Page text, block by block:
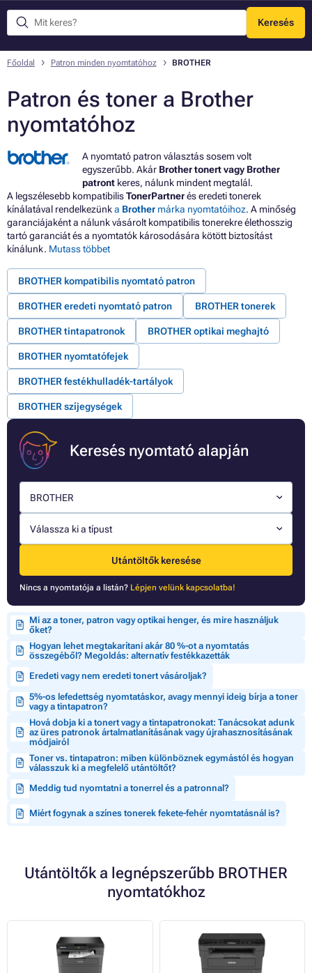
Keresés
Menü
Főoldal Patron minden nyomtatóhoz BROTHER
Patron és toner a Brother
nyomtatóhoz
A nyomtató patron választás sosem volt
egyszerűbb. Akár Brother tonert vagy Brother
patront keres, nálunk mindent megtalál.
A legszélesebb kompatibilisTonerPartnerés eredeti tonerek
kínálatával rendelkezünka Brother márka nyomtatóihoz. A minőség
garanciájaként a nálunk vásárolt kompatibilis tonerekre élethosszig
tartó garanciát és a nyomtatók károsodására kötött biztosítást
kínálunk. Mutass többet
BROTHER kompatibilis nyomtató patron
BROTHER eredeti nyomtató patron BROTHER tonerek
BROTHER tintapatronok BROTHER optikai meghajtó
BROTHER nyomtatófejek
BROTHER festékhulladék-tartályok
BROTHER szíjegységek
Keresés nyomtató alapján
BROTHER
Válassza ki a típust
Utántöltők keresése
Nincs a nyomtatója a listán? Lépjen velünk kapcsolatba!
Mi az a toner, patron vagy optikai henger, és mire használjuk
őket?
Hogyan lehet megtakarítani akár 80 %-ot a nyomtatás
összegéből? Megoldás: alternatív festékkazetták
Eredeti vagy nem eredeti tonert vásároljak?
5%-os lefedettség nyomtatáskor, avagy mennyi ideig bírja a toner
vagy a tintapatron?
Hová dobja ki a tonert vagy a tintapatronokat: Tanácsokat adunk
az üres patronok ártalmatlanításának vagy újrahasznosításának
módjairól
Toner vs. tintapatron: miben különböznek egymástól és hogyan
válasszuk ki a megfelelő utántöltőt?
Meddig tud nyomtatni a tonerrel és a patronnal?
Miért fogynak a színes tonerek fekete-fehér nyomtatásnál is?
Utántöltők a legnépszerűbb BROTHER
nyomtatókhoz